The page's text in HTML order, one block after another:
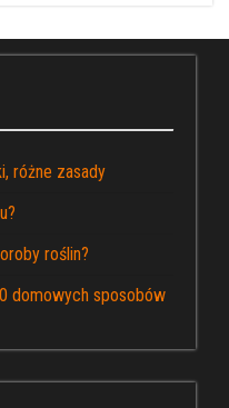
różne zasady
roślin?
domowych sposobów